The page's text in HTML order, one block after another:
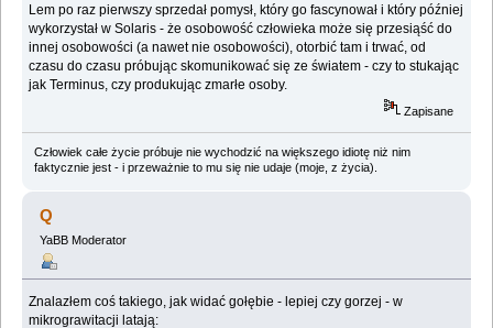
Lem po raz pierwszy sprzedał pomysł, który go fascynował i który później
wykorzystał w Solaris - że osobowość człowieka może się przesiąść do
innej osobowości (a nawet nie osobowości), otorbić tam i trwać, od
czasu do czasu próbując skomunikować się ze światem - czy to stukając
jak Terminus, czy produkując zmarłe osoby.
Zapisane
Człowiek całe życie próbuje nie wychodzić na większego idiotę niż nim
faktycznie jest - i przeważnie to mu się nie udaje (moje, z życia).
Q
YaBB Moderator
Znalazłem coś takiego, jak widać gołębie - lepiej czy gorzej - w
mikrograwitacji latają: